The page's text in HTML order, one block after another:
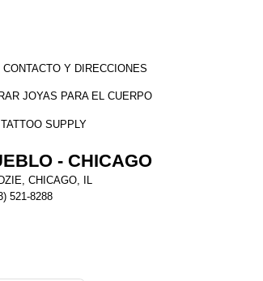
CONTACTO Y DIRECCIONES
JOYAS PARA EL CUERPO
SUPPLY
- CHICAGO
CHICAGO, IL
521-8288